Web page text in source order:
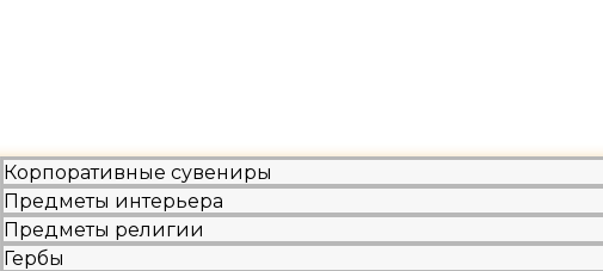
Корпоративные сувениры
Предметы интерьера
Предметы религии
Гербы